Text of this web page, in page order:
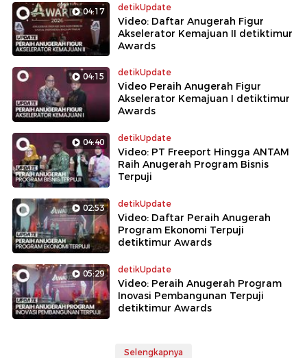
04:17 detikUpdate
Video: Daftar Anugerah Figur
Akselerator Kemajuan II detiktimur
Awards
04:15 detikUpdate
Video Peraih Anugerah Figur
Akselerator Kemajuan I detiktimur
Awards
04:40 detikUpdate
Video: PT Freeport Hingga ANTAM
Raih Anugerah Program Bisnis
Terpuji
02:53 detikUpdate
Video: Daftar Peraih Anugerah
Program Ekonomi Terpuji
detiktimur Awards
05:29 detikUpdate
Video: Peraih Anugerah Program
Inovasi Pembangunan Terpuji
detiktimur Awards
Selengkapnya